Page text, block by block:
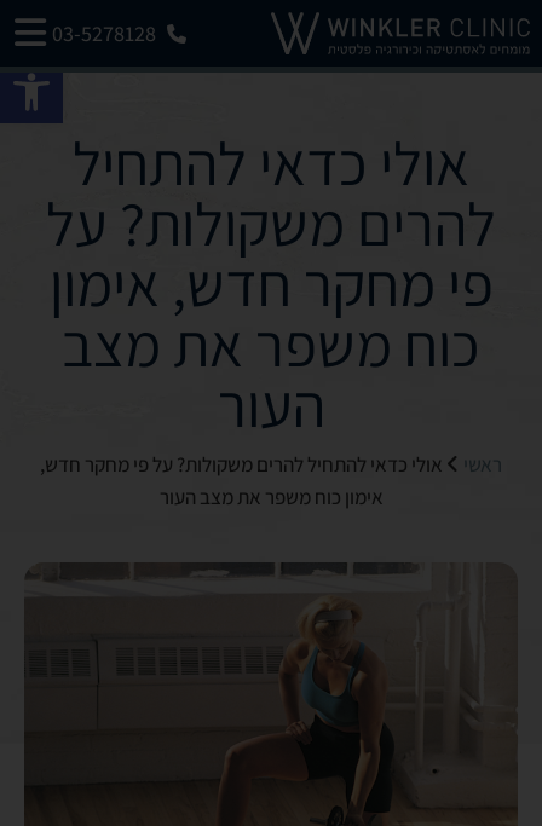
03-5278128
אולי כדאי להתחיל
להרים משקולות? על
פי מחקר חדש, אימון
כוח משפר את מצב
העור
ראשי
אולי כדאי להתחיל להרים משקולות? על פי מחקר חדש,
אימון כוח משפר את מצב העור